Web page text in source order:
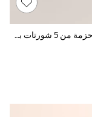
وردي/أرجواني فاتح - وردي - حزمة من 5 شورتات بطبعة Hello Kitty (2-14سنة)